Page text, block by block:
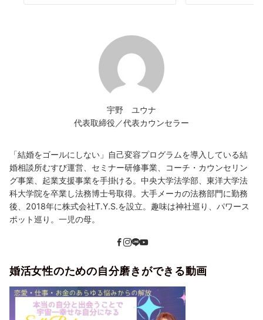
宇野 ユウナ
代表取締役／代表カウンセラー
「結婚をゴールにしない」自己変容プログラムを導入している結
婚相談所むすび運営、セミナー研修事業、コーチ・カウンセリン
グ事業、起業支援事業を手掛ける。中央大学法学部、東洋大学法
科大学院を卒業し法務博士号取得。大手メーカの法務部門に勤務
後、2018年に株式会社T.Y.S.を設立。趣味は神社巡り、パワース
ポット巡り。一児の母。
婚活女性のための自分磨きができる動画